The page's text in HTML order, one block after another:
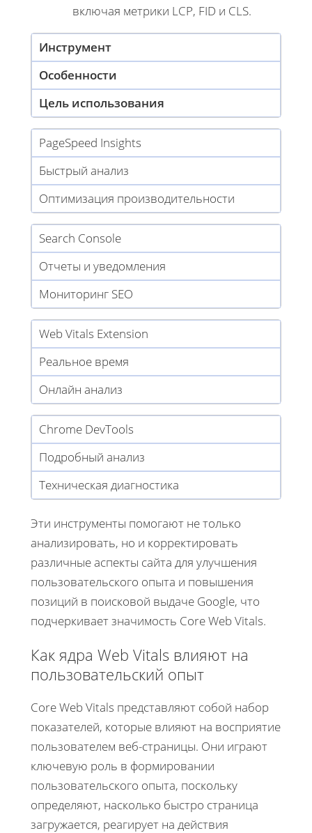
включая метрики LCP, FID и CLS.
Инструмент
Особенности
Цель использования
PageSpeed Insights
Быстрый анализ
Оптимизация производительности
Search Console
Отчеты и уведомления
Мониторинг SEO
Web Vitals Extension
Реальное время
Онлайн анализ
Chrome DevTools
Подробный анализ
Техническая диагностика
Эти инструменты помогают не только
анализировать, но и корректировать
различные аспекты сайта для улучшения
пользовательского опыта и повышения
позиций в поисковой выдаче Google, что
подчеркивает значимость Core Web Vitals.
Как ядра Web Vitals влияют на
пользовательский опыт
Core Web Vitals представляют собой набор
показателей, которые влияют на восприятие
пользователем веб-страницы. Они играют
ключевую роль в формировании
пользовательского опыта, поскольку
определяют, насколько быстро страница
загружается, реагирует на действия